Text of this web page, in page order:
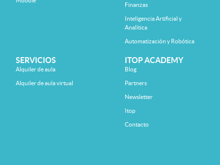
Finanzas
Inteligencia Artificial y
Analítica
Automatización y Robótica
SERVICIOS
Alquiler de aula
Alquiler de aula virtual
ITOP ACADEMY
Blog
Partners
Newsletter
Itop
Contacto